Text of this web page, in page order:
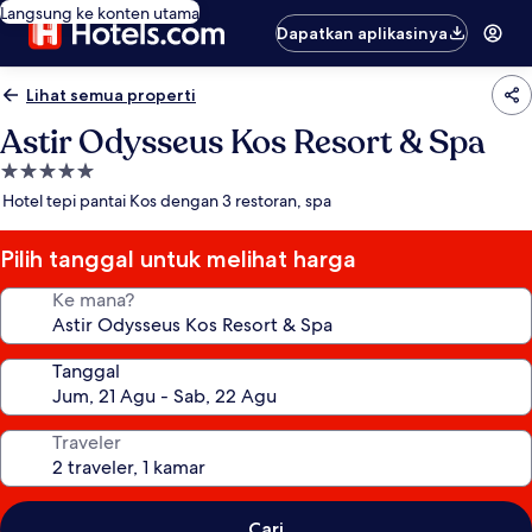
Langsung ke konten utama
Dapatkan aplikasinya
Lihat semua properti
Astir Odysseus Kos Resort & Spa
Properti
bintang
Hotel tepi pantai Kos dengan 3 restoran, spa
Pilih tanggal untuk melihat harga
Ke mana?
Tanggal
Traveler